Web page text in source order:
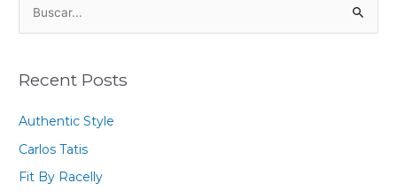
c
o
Recent Posts
Authentic Style
Carlos Tatis
Fit By Racelly